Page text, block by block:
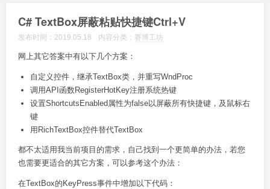
C# TextBox屏蔽粘贴快捷键Ctrl+V
发布时间： 2019.05.18 内容分类： 赛博工坊
网上其它答案中有以下几个方案：
自定义控件，继承TextBox类，并重写WndProc
调用API函数RegisterHotKey注册系统热键
设置ShortcutsEnabled属性为false以屏蔽所有快捷键，及鼠标右
键
用RichTextBox控件替代TextBox
都不太适用我当前项目的需求，自己找到一个更简单的办法，若您
也需要更适合的其它方案，可以参考这个办法：
在TextBox的KeyPress事件中增加以下代码：